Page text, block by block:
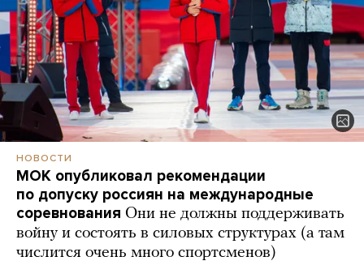
НОВОСТИ
МОК опубликовал рекомендации
по допуску россиян на международные
соревнования Они не должны поддерживать
войну и состоять в силовых структурах (а там
числится очень много спортсменов)